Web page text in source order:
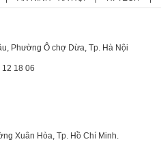
Phường Ô chợ Dừa, Tp. Hà Nội
18 06
Xuân Hòa, Tp. Hồ Chí Minh.